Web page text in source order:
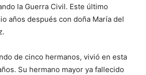
la Guerra Civil. Este último
años después con doña María del
de cinco hermanos, vivió en esta
Su hermano mayor ya fallecido